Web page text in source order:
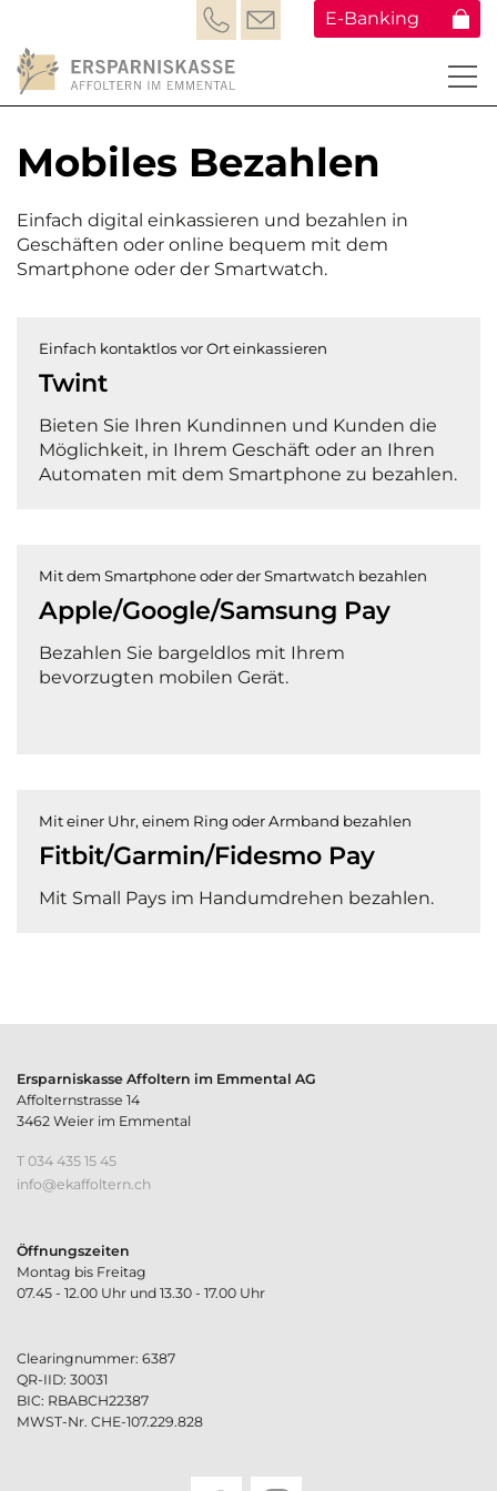
E-Banking
Mobiles Bezahlen
Einfach digital einkassieren und bezahlen in
Geschäften oder online bequem mit dem
Smartphone oder der Smartwatch.
Einfach kontaktlos vor Ort einkassieren
Twint
Bieten Sie Ihren Kundinnen und Kunden die
Möglichkeit, in Ihrem Geschäft oder an Ihren
Automaten mit dem Smartphone zu bezahlen.
Mit dem Smartphone oder der Smartwatch bezahlen
Apple/Google/Samsung Pay
Bezahlen Sie bargeldlos mit Ihrem
bevorzugten mobilen Gerät.
Mit einer Uhr, einem Ring oder Armband bezahlen
Fitbit/Garmin/Fidesmo Pay
Mit Small Pays im Handumdrehen bezahlen.
Ersparniskasse Affoltern im Emmental AG
Affolternstrasse 14
3462 Weier im Emmental
T 034 435 15 45
nf
k ff lt rn ch
Öffnungszeiten
Montag bis Freitag
07.45 - 12.00 Uhr und 13.30 - 17.00 Uhr
Clearingnummer: 6387
QR-IID: 30031
BIC: RBABCH22387
MWST-Nr. CHE-107.229.828